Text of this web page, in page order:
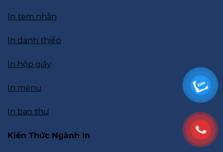
In tem nhãn
In danh thiếp
In hộp giấy
In menu
In bao thư
Kiến Thức Ngành In